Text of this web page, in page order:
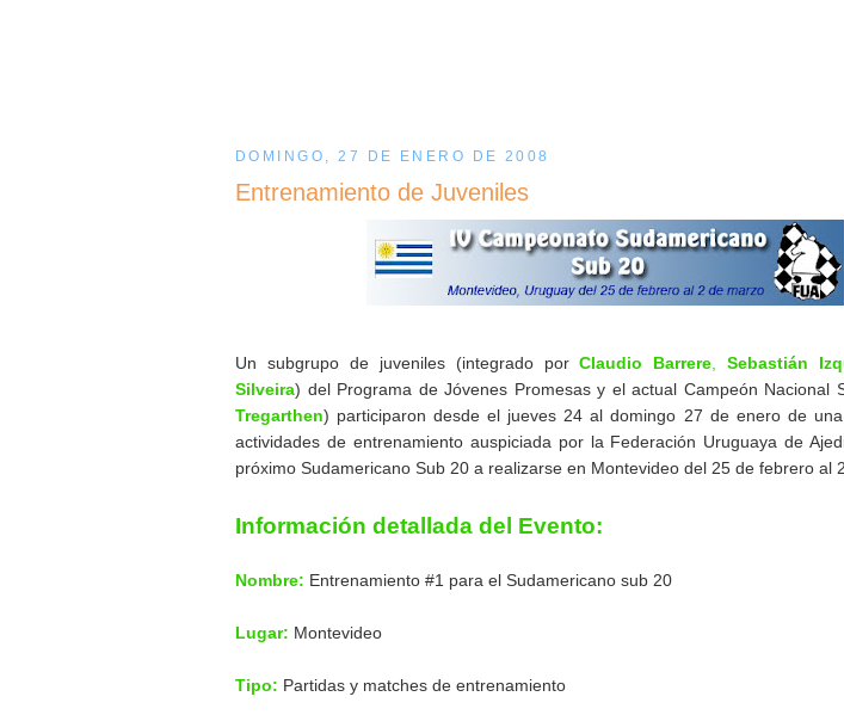
DOMINGO, 27 DE ENERO DE 2008
Entrenamiento de Juveniles
Un subgrupo de juveniles (integrado porClaudio Barrere,Sebastián
Silveira) del Programa de Jóvenes Promesas y el actual Campeón Nacional
Tregarthen) participaron desde el jueves 24 al domingo 27 de enero de
actividades de entrenamiento auspiciada por la Federación Uruguaya de
próximo Sudamericano Sub 20 a realizarse en Montevideo del 25 de febrero al
Información detallada del Evento:
Nombre: Entrenamiento #1 para el Sudamericano sub 20
Lugar: Montevideo
Tipo: Partidas y matches de entrenamiento